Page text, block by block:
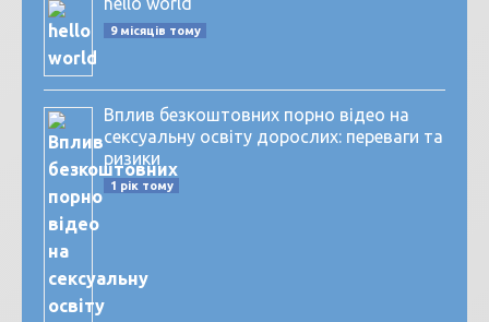
9 місяців тому
Вплив безкоштовних порно відео на
сексуальну освіту дорослих: переваги та
ризики
1 рік тому